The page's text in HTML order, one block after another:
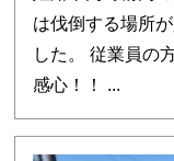
は伐倒する場所
した。 従業員の
感心！！ ...